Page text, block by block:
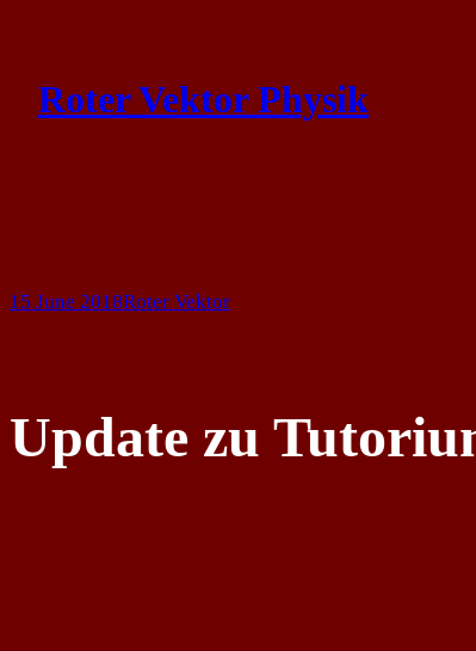
content
Roter Vektor Physik
15 June 2018Roter Vektor
Update zu